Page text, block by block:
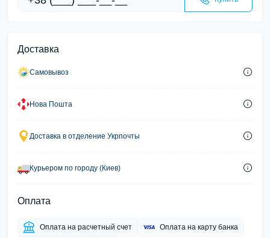
Доставка
Самовывоз
Нова Пошта
Доставка в отделение Укрпочты
Курьером по городу (Киев)
Оплата
Оплата на расчетный счет Оплата на карту банка